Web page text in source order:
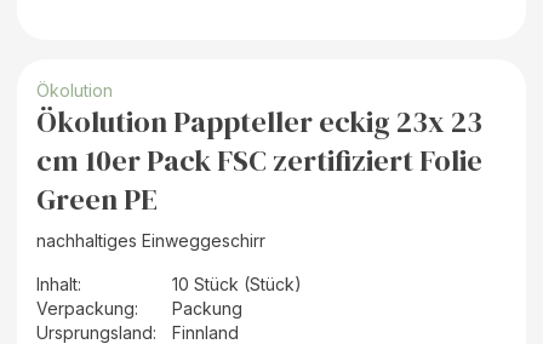
Ökolution
Ökolution Pappteller eckig 23x 23
cm 10er Pack FSC zertifiziert Folie
Green PE
nachhaltiges Einweggeschirr
Inhalt:
10 Stück (Stück)
Verpackung:
Packung
Ursprungsland:
Finnland